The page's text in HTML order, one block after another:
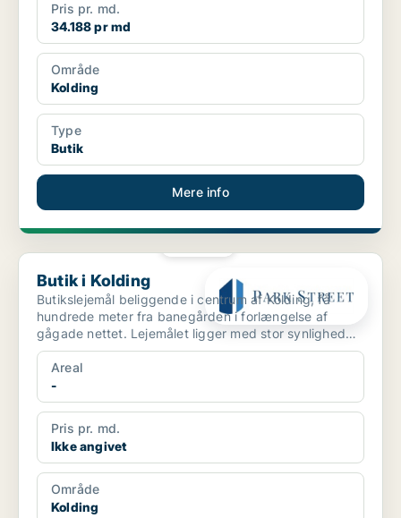
Pris pr. md.
34.188 pr md
Område
Kolding
Type
Butik
Mere info
Butik i Kolding
Butik i Kolding
Butikslejemål beliggende i centrum af Kolding, få
hundrede meter fra banegården i forlængelse af
gågade nettet. Lejemålet ligger med stor synlighed
og mange ...
Areal
-
Pris pr. md.
Ikke angivet
Område
Kolding